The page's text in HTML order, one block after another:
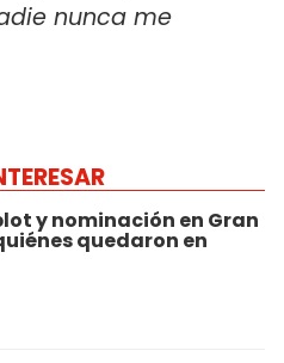
nunca me
y nominación en Gran
quedaron en